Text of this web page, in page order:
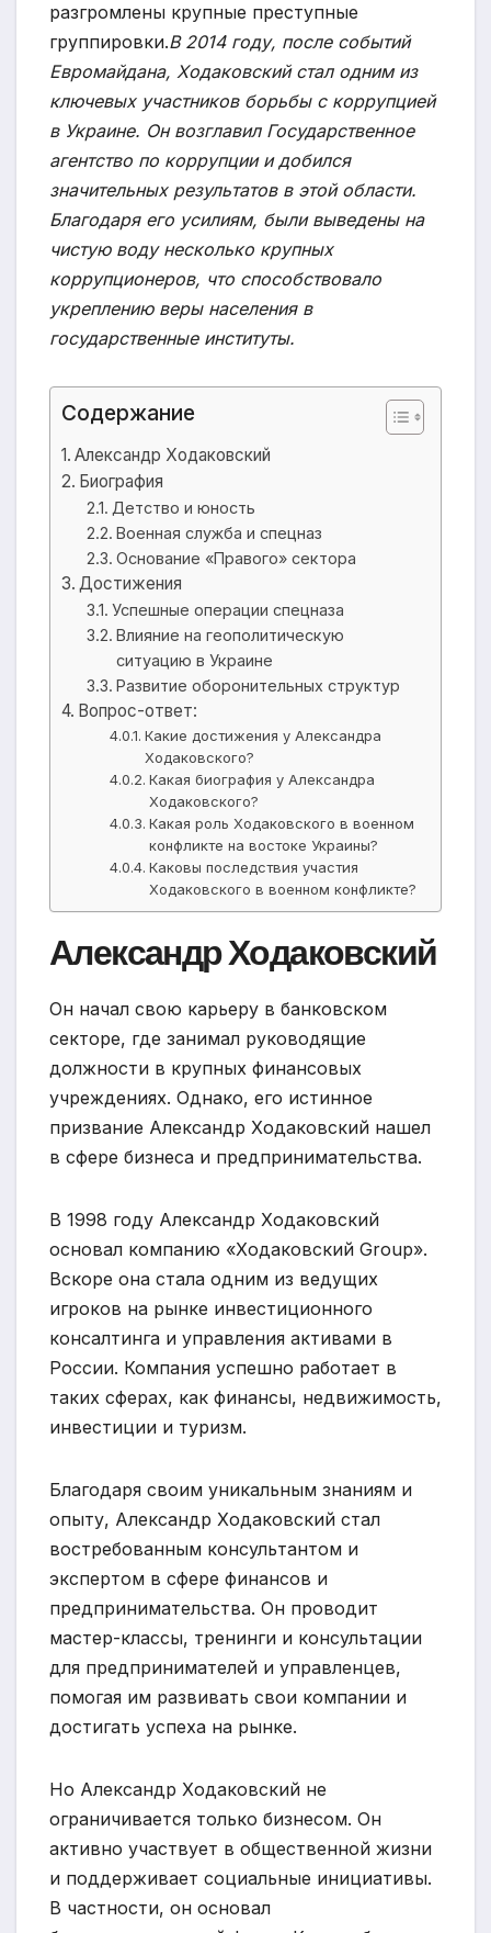
разгромлены крупные преступные
группировки.В 2014 году, после событий
Евромайдана, Ходаковский стал одним из
ключевых участников борьбы с коррупцией
в Украине. Он возглавил Государственное
агентство по коррупции и добился
значительных результатов в этой области.
Благодаря его усилиям, были выведены на
чистую воду несколько крупных
коррупционеров, что способствовало
укреплению веры населения в
государственные институты.
Содержание
Александр Ходаковский
Биография
Детство и юность
Военная служба и спецназ
Основание «Правого» сектора
Достижения
Успешные операции спецназа
Влияние на геополитическую
ситуацию в Украине
Развитие оборонительных структур
Вопрос-ответ:
Какие достижения у Александра
Ходаковского?
Какая биография у Александра
Ходаковского?
Какая роль Ходаковского в военном
конфликте на востоке Украины?
Каковы последствия участия
Ходаковского в военном конфликте?
Александр Ходаковский
Он начал свою карьеру в банковском
секторе, где занимал руководящие
должности в крупных финансовых
учреждениях. Однако, его истинное
призвание Александр Ходаковский нашел
в сфере бизнеса и предпринимательства.
В 1998 году Александр Ходаковский
основал компанию «Ходаковский Group».
Вскоре она стала одним из ведущих
игроков на рынке инвестиционного
консалтинга и управления активами в
России. Компания успешно работает в
таких сферах, как финансы, недвижимость,
инвестиции и туризм.
Благодаря своим уникальным знаниям и
опыту, Александр Ходаковский стал
востребованным консультантом и
экспертом в сфере финансов и
предпринимательства. Он проводит
мастер-классы, тренинги и консультации
для предпринимателей и управленцев,
помогая им развивать свои компании и
достигать успеха на рынке.
Но Александр Ходаковский не
ограничивается только бизнесом. Он
активно участвует в общественной жизни
и поддерживает социальные инициативы.
В частности, он основал